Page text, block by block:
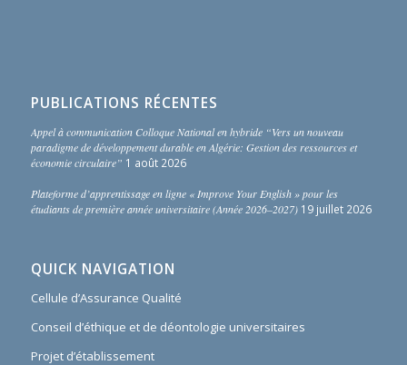
PUBLICATIONS RÉCENTES
Appel à communication Colloque National en hybride “Vers un nouveau
paradigme de développement durable en Algérie: Gestion des ressources et
économie circulaire” 1 août 2026
Plateforme d’apprentissage en ligne « Improve Your English » pour les
étudiants de première année universitaire (Année 2026–2027) 19 juillet 2026
QUICK NAVIGATION
Cellule d’Assurance Qualité
Conseil d’éthique et de déontologie universitaires
Projet d’établissement